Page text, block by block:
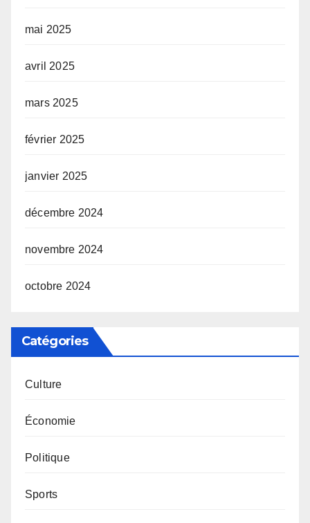
mai 2025
avril 2025
mars 2025
février 2025
janvier 2025
décembre 2024
novembre 2024
octobre 2024
Catégories
Culture
Économie
Politique
Sports